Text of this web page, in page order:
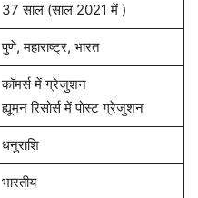
37 साल (साल 2021 में )
पुणे, महाराष्ट्र, भारत
कॉमर्स में ग्रेजुशन
ह्यूमन रिसोर्स में पोस्ट ग्रेजुशन
धनुराशि
भारतीय